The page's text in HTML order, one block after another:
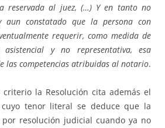
reservada al juez, (…) Y en tanto no
aun constatado que la persona con
requerir, como medida de
y no representativa, esa
las competencias atribuidas al notario.
criterio la Resolución cita además el
tenor literal se deduce que la
resolución judicial cuando ya no